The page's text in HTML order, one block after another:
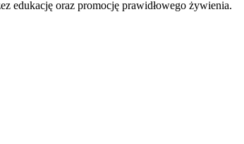
edukację oraz promocję prawidłowego żywienia.